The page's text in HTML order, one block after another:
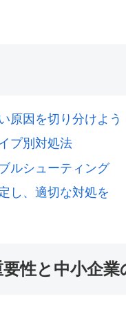
原因を切り分けよう
プ別対処法
ルシューティング
し、適切な対処を
性と中小企業